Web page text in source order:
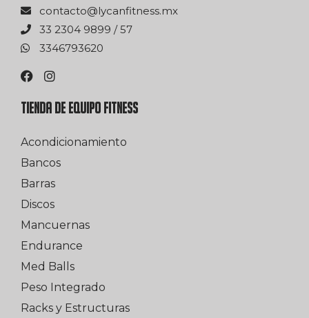
xm.ssentifnacyl@otcatnoc
75 / 9989 4032 33
0263976433
TIENDA DE EQUIPO FITNESS
Acondicionamiento
Bancos
Barras
Discos
Mancuernas
Endurance
Med Balls
Peso Integrado
Racks y Estructuras